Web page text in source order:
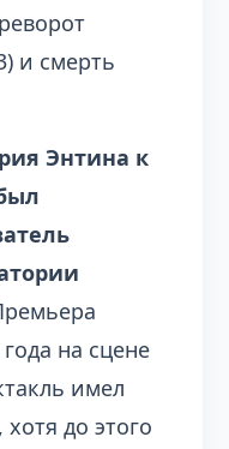
и смерть
Энтина к
на сцене
имел
до этого